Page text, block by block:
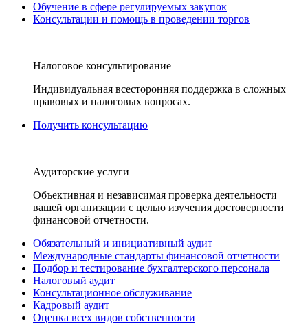
Обучение в сфере регулируемых закупок
Консультации и помощь в проведении торгов
Налоговое консультирование
Индивидуальная всесторонняя поддержка в сложных
правовых и налоговых вопросах.
Получить консультацию
Аудиторские услуги
Объективная и независимая проверка деятельности
вашей организации с целью изучения достоверности
финансовой отчетности.
Обязательный и инициативный аудит
Международные стандарты финансовой отчетности
Подбор и тестирование бухгалтерского персонала
Налоговый аудит
Консультационное обслуживание
Кадровый аудит
Оценка всех видов собственности